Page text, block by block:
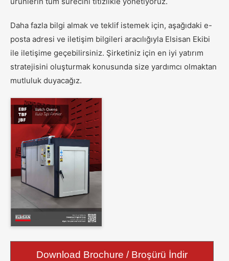
Daha fazla bilgi almak ve teklif istemek için, aşağıdaki e-
posta adresi ve iletişim bilgileri aracılığıyla Elsisan Ekibi
ile iletişime geçebilirsiniz. Şirketiniz için en iyi yatırım
stratejisini oluşturmak konusunda size yardımcı olmaktan
mutluluk duyacağız.
Download Brochure / Broşürü İndir